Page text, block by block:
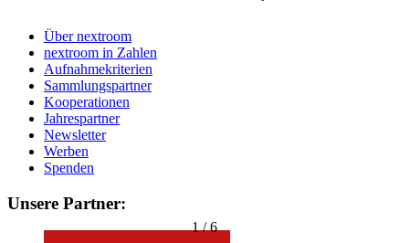
1/6
Über nextroom
nextroom in Zahlen
Aufnahmekriterien
Sammlungspartner
Kooperationen
Jahrespartner
Newsletter
Werben
Spenden
Unsere Partner: